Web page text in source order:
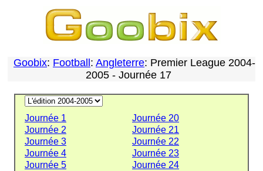
Goobix: Football : Angleterre: Premier League 2004-
2005 - Journée 17
Journée 1
Journée 20
Journée 2
Journée 21
Journée 3
Journée 22
Journée 4
Journée 23
Journée 5
Journée 24